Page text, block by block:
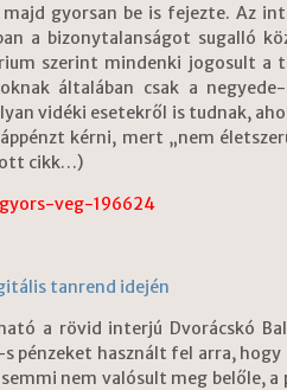
gyorsan be is fejezte. Az
a bizonytalanságot sugalló
szerint mindenki jogosult a
általában csak a
vidéki esetekről is tudnak,
kérni, mert „nem
cikk…)
veg-196624
tanrend idején
a rövid interjú Dvorácskó
pénzeket használt fel arra,
nem valósult meg belőle,